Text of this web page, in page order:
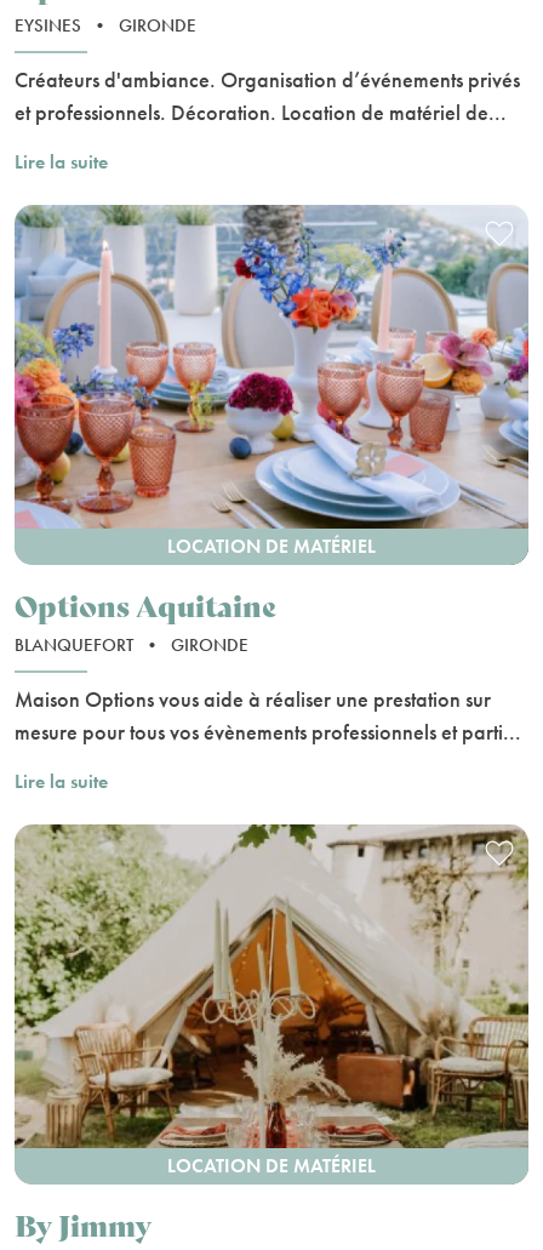
EYSINES • GIRONDE
Créateurs d'ambiance. Organisation d’événements privés
et professionnels. Décoration. Location de matériel de...
Lire la suite
LOCATION DE MATÉRIEL
Options Aquitaine
BLANQUEFORT • GIRONDE
Maison Options vous aide à réaliser une prestation sur
mesure pour tous vos évènements professionnels et parti...
Lire la suite
LOCATION DE MATÉRIEL
By Jimmy